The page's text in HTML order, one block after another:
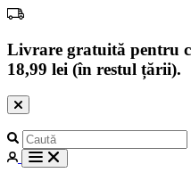
Livrare gratuită pentru
18,99 lei (în restul țării).